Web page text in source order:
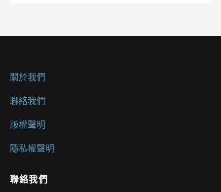
關於我們
聯絡我們
版權聲明
隱私權聲明
聯絡我們